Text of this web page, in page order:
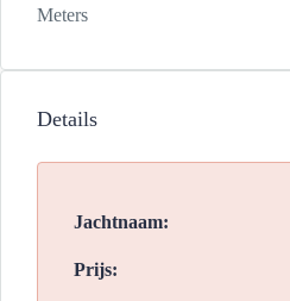
Meters
Details
Jachtnaam:
Prijs: